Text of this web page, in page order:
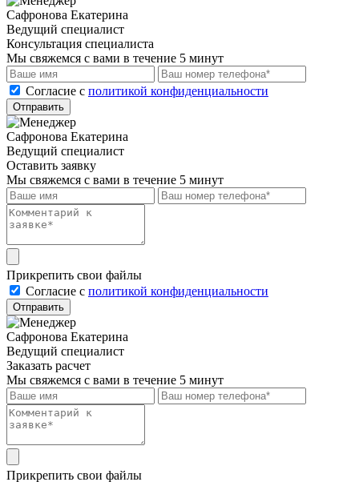
Сафронова Екатерина
Ведущий специалист
Консультация специалиста
Мы свяжемся с вами в течение 5 минут
Cогласие с политикой конфиденциальности
Отправить
Сафронова Екатерина
Ведущий специалист
Оставить заявку
Мы свяжемся с вами в течение 5 минут
Прикрепить свои файлы
Cогласие с политикой конфиденциальности
Отправить
Сафронова Екатерина
Ведущий специалист
Заказать расчет
Мы свяжемся с вами в течение 5 минут
Прикрепить свои файлы